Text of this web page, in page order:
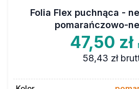
Folia Flex puchnąca -
pomarańczowo-
47,50 zł
58,43 zł